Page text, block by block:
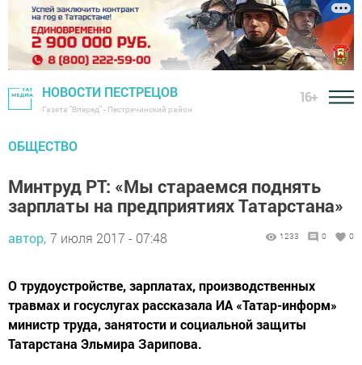
НОВОСТИ ПЕСТРЕЦОВ
Газета "Вперед" - Пестречинский район
16+
ОБЩЕСТВО
Минтруд РТ: «Мы стараемся поднять
зарплаты на предприятиях Татарстана»
автор, 7 июля 2017 - 07:48 1233 0 0
О трудоустройстве, зарплатах, производственных
травмах и госуслугах рассказала ИА «Татар-информ»
министр труда, занятости и социальной защиты
Татарстана Эльмира Зарипова.